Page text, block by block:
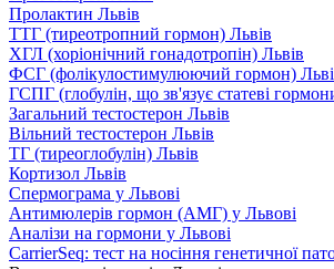
Пролактин Львів
ТТГ (тиреотропний гормон) Львів
ХГЛ (хоріонічний гонадотропін) Львів
ФСГ (фолікулостимулюючий гормон)
ГСПГ (глобулін, що зв'язує статеві
Загальний тестостерон Львів
Вільний тестостерон Львів
ТГ (тиреоглобулін) Львів
Кортизол Львів
Спермограма у Львові
Антимюлерів гормон (АМГ) у Львові
Аналізи на гормони у Львові
CarrierSeq: тест на носіння генетичної